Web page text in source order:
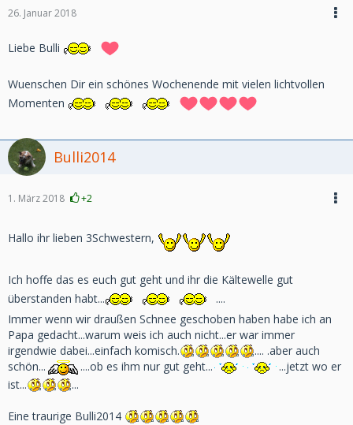
26. Januar 2018
Liebe Bulli
Wuenschen Dir ein schönes Wochenende mit vielen lichtvollen
Momenten
Bulli2014
1. März 2018 +2
Hallo ihr lieben 3Schwestern,
Ich hoffe das es euch gut geht und ihr die Kältewelle gut
überstanden habt...
....
Immer wenn wir draußen Schnee geschoben haben habe ich an
Papa gedacht...warum weis ich auch nicht...er war immer
irgendwie dabei...einfach komisch.
.... .aber auch
schön...
....ob es ihm nur gut geht...
...jetzt wo er
ist...
...
Eine traurige Bulli2014